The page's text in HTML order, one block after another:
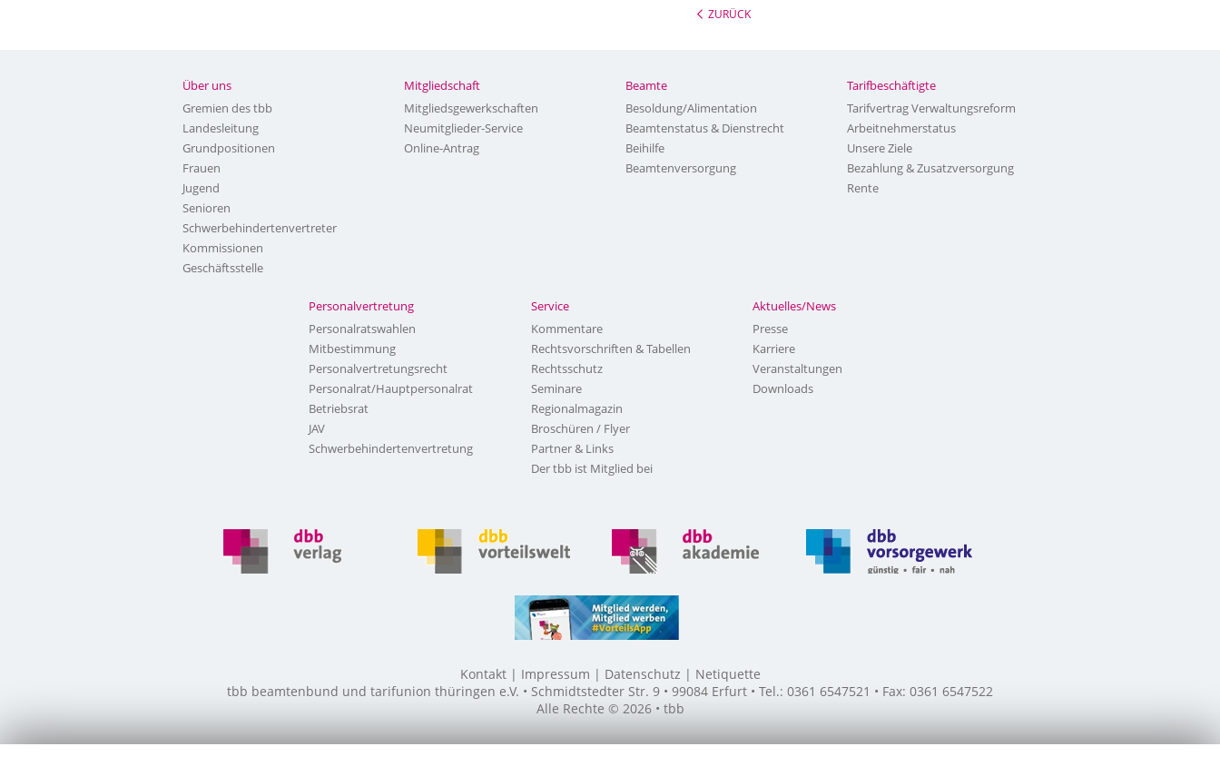
ZURÜCK
Über uns
Gremien des tbb
Landesleitung
Grundpositionen
Frauen
Jugend
Senioren
Schwerbehindertenvertreter
Kommissionen
Geschäftsstelle
Mitgliedschaft
Mitgliedsgewerkschaften
Neumitglieder-Service
Online-Antrag
Beamte
Besoldung/Alimentation
Beamtenstatus & Dienstrecht
Beihilfe
Beamtenversorgung
Tarifbeschäftigte
Tarifvertrag Verwaltungsreform
Arbeitnehmerstatus
Unsere Ziele
Bezahlung & Zusatzversorgung
Rente
Personalvertretung
Personalratswahlen
Mitbestimmung
Personalvertretungsrecht
Personalrat/Hauptpersonalrat
Betriebsrat
JAV
Schwerbehindertenvertretung
Service
Kommentare
Rechtsvorschriften & Tabellen
Rechtsschutz
Seminare
Regionalmagazin
Broschüren / Flyer
Partner & Links
Der tbb ist Mitglied bei
Aktuelles/News
Presse
Karriere
Veranstaltungen
Downloads
Kontakt Impressum Datenschutz
Netiquette
tbb beamtenbund und tarifunion thüringen e.V. • Schmidtstedter Str. 9 • 99084 Erfurt • Tel.: 0361 6547521 • Fax: 0361 6547522
Alle Rechte © 2026 • tbb